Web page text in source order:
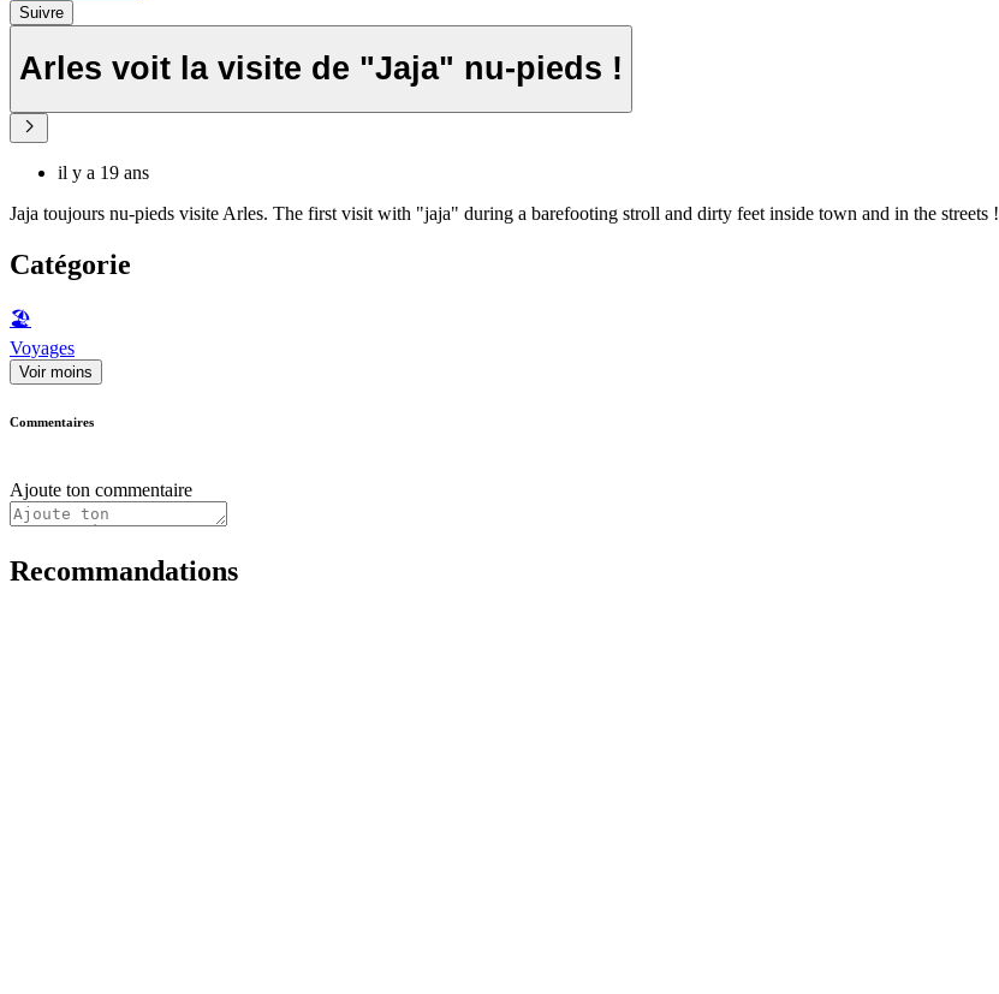
Suivre
Arles voit la visite de "Jaja" nu-pieds !
il y a 19 ans
Jaja toujours nu-pieds visite Arles. The first visit with "jaja" during a barefooting stroll and dirty feet inside town and in the streets !
Catégorie
🏖
Voyages
Voir moins
Commentaires
Ajoute ton commentaire
Recommandations